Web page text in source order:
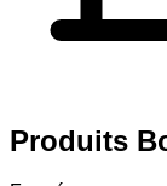
Produits